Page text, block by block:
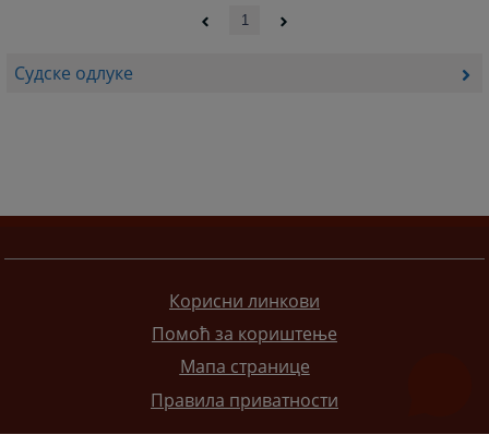
Судске одлуке
1
Корисни линкови
Помоћ за кориштење
Мапа странице
Правила приватности